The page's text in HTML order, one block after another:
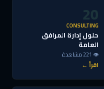
20
CONSULTING
حلول إدارة المرافق
العامة
👁 221 مشاهدة
اقرأ ←